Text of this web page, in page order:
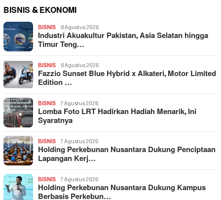
BISNIS & EKONOMI
BISNIS 8 Agustus 2026
Industri Akuakultur Pakistan, Asia Selatan hingga
Timur Teng…
BISNIS 8 Agustus 2026
Fazzio Sunset Blue Hybrid x Alkateri, Motor Limited
Edition …
BISNIS 7 Agustus 2026
Lomba Foto LRT Hadirkan Hadiah Menarik, Ini
Syaratnya
BISNIS 7 Agustus 2026
Holding Perkebunan Nusantara Dukung Penciptaan
Lapangan Kerj…
BISNIS 7 Agustus 2026
Holding Perkebunan Nusantara Dukung Kampus
Berbasis Perkebun…